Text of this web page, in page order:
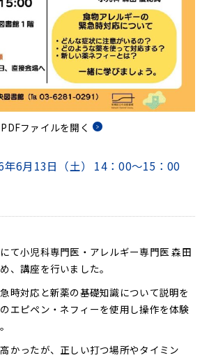
PDFファイルを開く
年6月13日（土） 14：00～15：00
て小児科専門医・アレルギー専門医 森田
、講座を行いました。
時対応と新薬の基礎知識について説明を
エピペン・ネフィーを使用し操作を体験
かったが、正しい打つ場所やタイミン